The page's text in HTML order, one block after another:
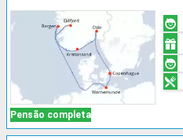
Pensão completa